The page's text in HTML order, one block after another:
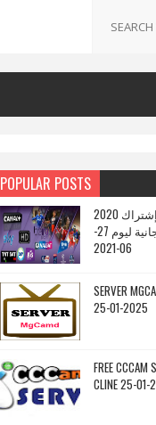
POPULAR POSTS
أفضل ملف إشتراك 2020 CCCAM.CFG
بأجدد السيرفرات المجانية ليوم 27-
06-2021
SERVER
25-01-2025
FREE CCCAM
CLINE 25-01-